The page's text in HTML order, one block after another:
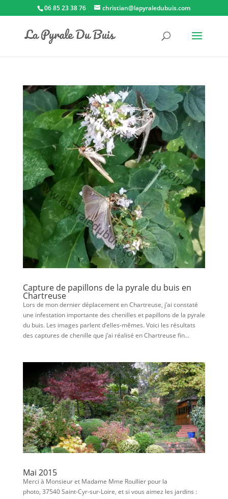
06 85 23 38 76 christian@lapyraledubuis.com
Capture de papillons de la pyrale du buis en
Chartreuse
Lors de mon dernier déplacement en Chartreuse, j’ai constaté
une infestation importante des chenilles et papillons de la pyrale
du buis. Les images parlent d’elles-mêmes. Voici les résultats
des captures de chenille que j’ai réalisé en Chartreuse fin...
Mai 2015
Merci à Monsieur et Madame Mme Roullier pour la
photo, 37540 Saint-Cyr-sur-Loire, et si vous aimez les jardins :